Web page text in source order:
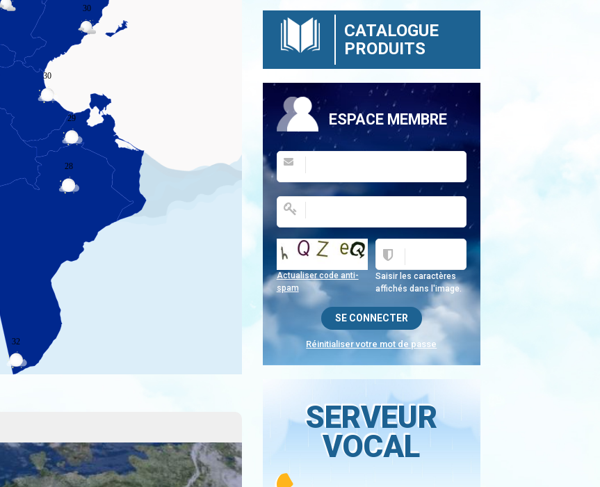
30
30
29
28
32
CATALOGUE
PRODUITS
ESPACE MEMBRE
Saisir les caractères
affichés dans l'image.
Actualiser code anti-
spam
Réinitialiser votre mot de passe
SERVEUR
VOCAL